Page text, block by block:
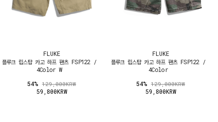
FLUKE
플루크 립스탑 카고 하프 팬츠 FSP122 /
4Color W
54%129,000KRW
59,800KRW
FLUKE
플루크 립스탑 카고 하프 팬츠 FSP122 /
4Color
54%129,000KRW
59,800KRW